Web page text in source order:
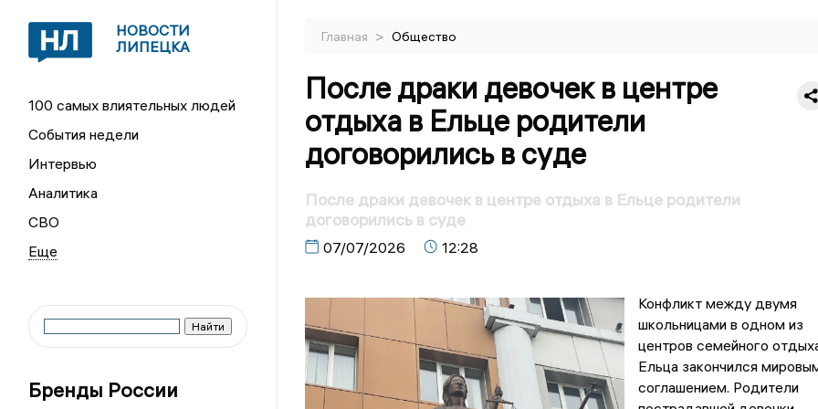
НОВОСТИ
ЛИПЕЦКА
100 самых влиятельных людей
События недели
Интервью
Аналитика
СВО
Бренды России
Главная > Общество
После драки девочек в центре
отдыха в Ельце родители
договорились в суде
После драки девочек в центре отдыха в Ельце родители
договорились в суде
07/07/2026 12:28
Конфликт между двумя
школьницами в одном из
центров семейного
Ельца закончился
соглашением. Родители